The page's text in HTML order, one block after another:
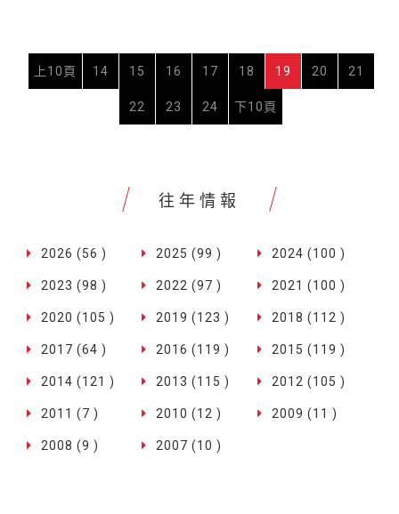
上10頁 14 15 16 17 18 19 20 21
22 23 24 下10頁
往年情報
2026 (56 ) 2025 (99 ) 2024 (100 )
2023 (98 ) 2022 (97 ) 2021 (100 )
2020 (105 ) 2019 (123 ) 2018 (112 )
2017 (64 ) 2016 (119 ) 2015 (119 )
2014 (121 ) 2013 (115 ) 2012 (105 )
2011 (7 ) 2010 (12 ) 2009 (11 )
2008 (9 ) 2007 (10 )